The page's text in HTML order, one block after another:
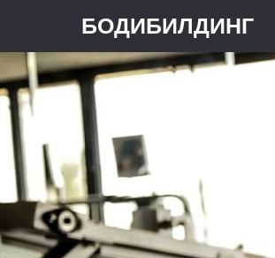
БОДИБИЛДИНГ